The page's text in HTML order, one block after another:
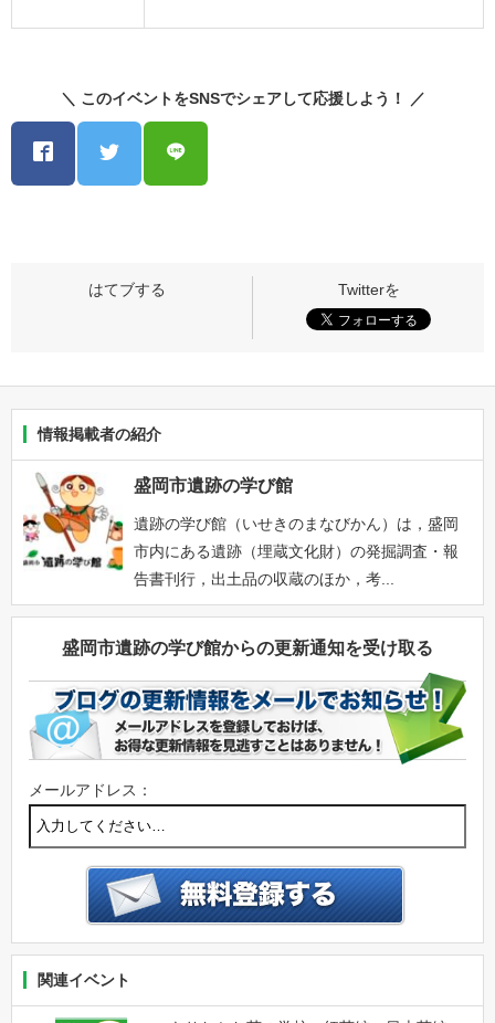
＼ このイベントをSNSでシェアして応援しよう！ ／
情報掲載者の紹介
盛岡市遺跡の学び館
遺跡の学び館（いせきのまなびかん）は，盛岡
市内にある遺跡（埋蔵文化財）の発掘調査・報
告書刊行，出土品の収蔵のほか，考...
盛岡市遺跡の学び館からの更新通知を受け取る
メールアドレス：
関連イベント